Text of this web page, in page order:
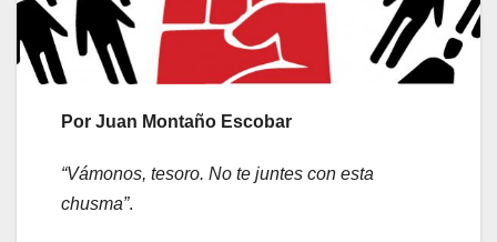
Por Juan Montaño Escobar
“Vámonos, tesoro. No te juntes con esta
chusma”.